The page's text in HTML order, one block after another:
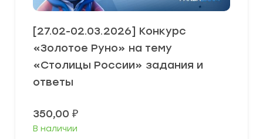
[27.02-02.03.2026] Конкурс
«Золотое Руно» на тему
«Столицы России» задания и
ответы
350,00 ₽
В наличии